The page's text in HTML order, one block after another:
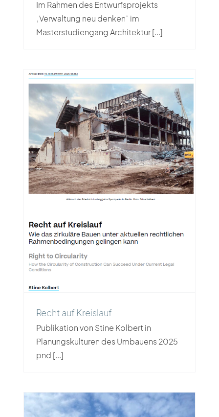
Im Rahmen des Entwurfsprojekts
„Verwaltung neu denken” im
Masterstudiengang Architektur [...]
Recht auf Kreislauf
Recht auf Kreislauf
Publikation von Stine Kolbert in
Planungskulturen des Umbauens 2025
pnd [...]